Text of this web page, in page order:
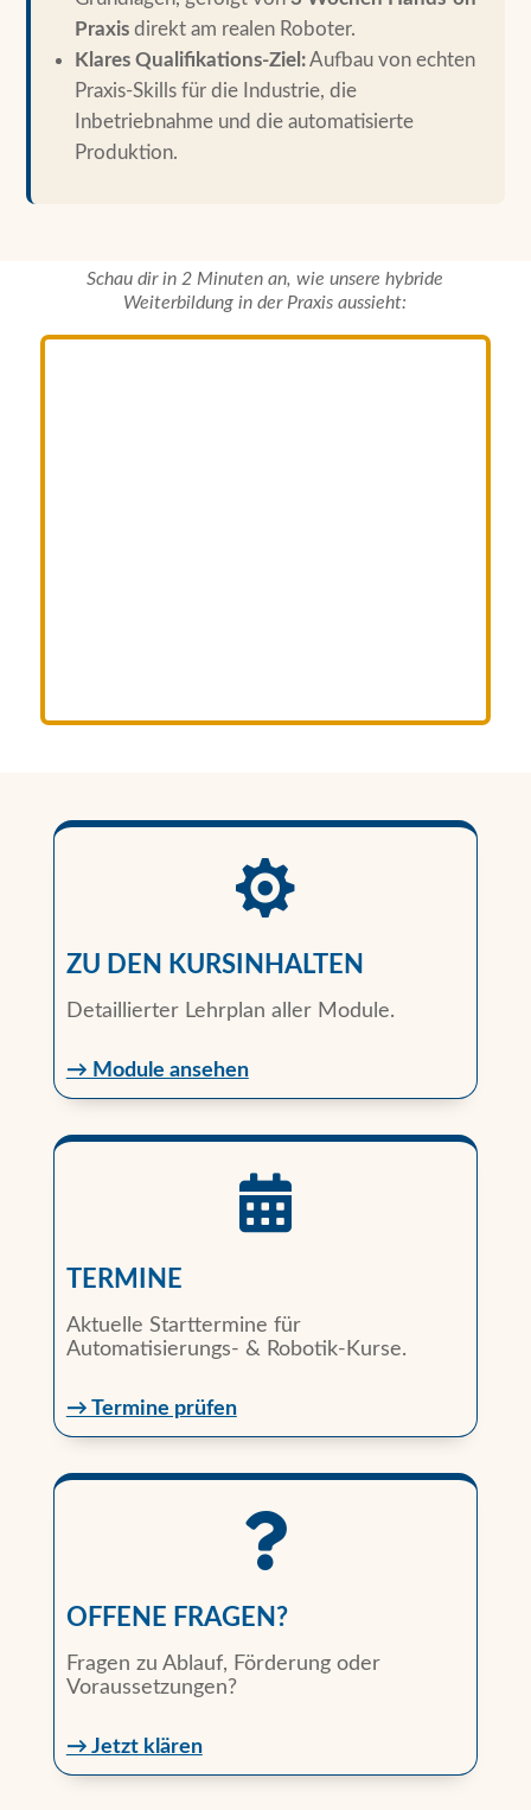
Praxis direkt am realen Roboter.
Klares Qualifikations-Ziel:Aufbau von echten
Praxis-Skills für die Industrie, die
Inbetriebnahme und die automatisierte
Produktion.
Schau dir in 2 Minuten an, wie unsere hybride
Weiterbildung in der Praxis aussieht:

ZU DEN KURSINHALTEN
Detaillierter Lehrplan aller Module.
→ Module ansehen

TERMINE
Aktuelle Starttermine für
Automatisierungs- & Robotik-Kurse.
→ Termine prüfen

OFFENE FRAGEN?
Fragen zu Ablauf, Förderung oder
Voraussetzungen?
→ Jetzt klären